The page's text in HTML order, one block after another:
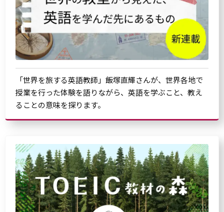
「世界を旅する英語教師」飯塚直輝さんが、世界各地で
授業を行った体験を語りながら、英語を学ぶこと、教え
ることの意味を探ります。